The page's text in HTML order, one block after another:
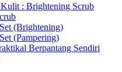
: Brightening Scrub
(Brightening)
(Pampering)
Berpantang Sendiri